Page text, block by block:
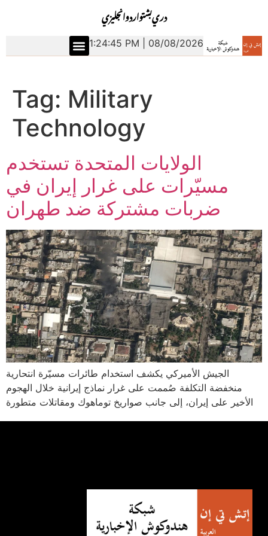
انجليزياردوبشتودري
1:24:46 PM | 08/08/2026
Tag: Military
Technology
الولايات المتحدة تستخدم
مسيّرات على غرار إيران في
ضربات مشتركة ضد طهران
الجيش الأميركي يكشف استخدام طائرات مسيّرة انتحارية
منخفضة التكلفة صُممت على غرار نماذج إيرانية خلال الهجوم
الأخير على إيران، إلى جانب صواريخ توماهوك ومقاتلات متطورة